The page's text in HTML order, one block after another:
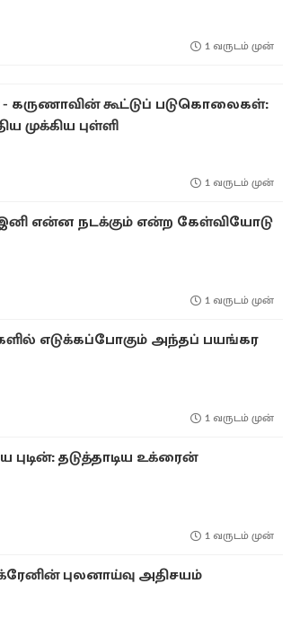
1 வருடம் முன்
கருணாவின் கூட்டுப் படுகொலைகள்:
முக்கிய புள்ளி
1 வருடம் முன்
என்ன நடக்கும் என்ற கேள்வியோடு
1 வருடம் முன்
எடுக்கப்போகும் அந்தப் பயங்கர
1 வருடம் முன்
தடுத்தாடிய உக்ரைன்
1 வருடம் முன்
புலனாய்வு அதிசயம்